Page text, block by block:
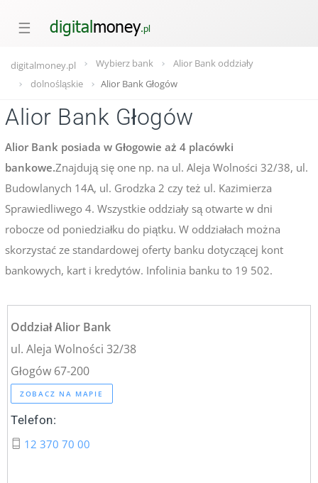
☰
digitalmoney.pl Wybierz bank
Alior Bank oddziały
dolnośląskie
Alior Bank Głogów
Alior Bank Głogów
Alior Bank posiada w Głogowie aż 4 placówki
bankowe.Znajdują się one np. na ul. Aleja Wolności 32/38, ul.
Budowlanych 14A, ul. Grodzka 2 czy też ul. Kazimierza
Sprawiedliwego 4. Wszystkie oddziały są otwarte w dni
robocze od poniedziałku do piątku. W oddziałach można
skorzystać ze standardowej oferty banku dotyczącej kont
bankowych, kart i kredytów. Infolinia banku to 19 502.
Oddział Alior Bank
ul. Aleja Wolności 32/38
Głogów 67-200
ZOBACZ NA MAPIE
Telefon:
12 370 70 00